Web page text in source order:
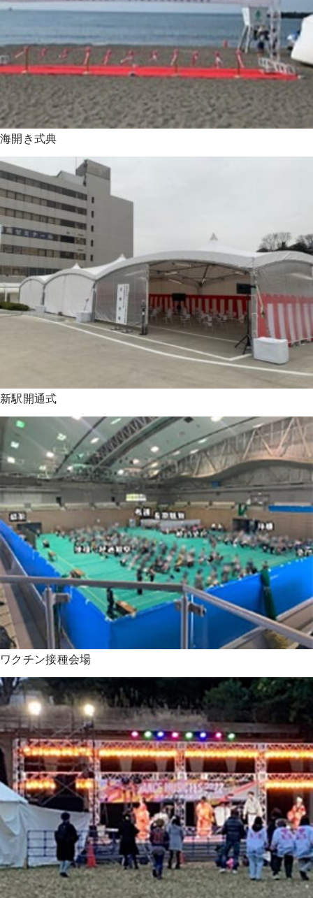
海開き式典
新駅開通式
ワクチン接種会場